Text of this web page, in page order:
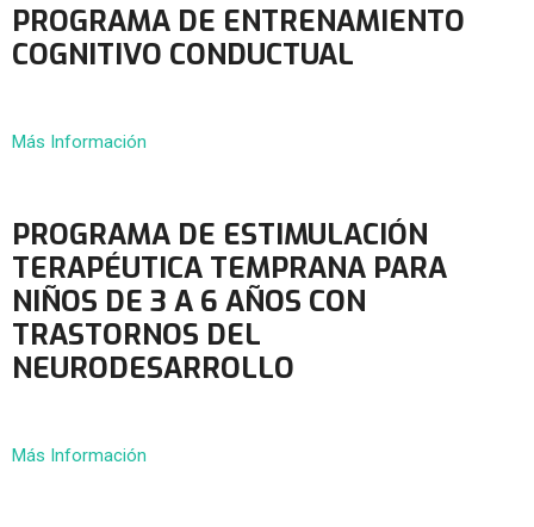
PROGRAMA DE ENTRENAMIENTO
COGNITIVO CONDUCTUAL
Más Información
PROGRAMA DE ESTIMULACIÓN
TERAPÉUTICA TEMPRANA PARA
NIÑOS DE 3 A 6 AÑOS CON
TRASTORNOS DEL
NEURODESARROLLO
Más Información